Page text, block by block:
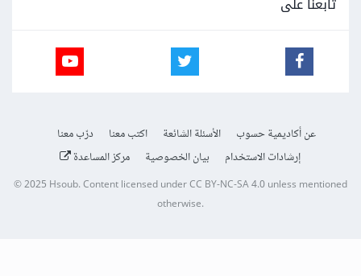
عن أكاديمية حسوب الأسئلة الشائعة اكتب معنا
درّب معنا
إرشادات الاستخدام
بيان الخصوصية مركز المساعدة
© 2025 Hsoub.Content licensed underCC BY-NC-SA 4.0unless mentioned
otherwise.